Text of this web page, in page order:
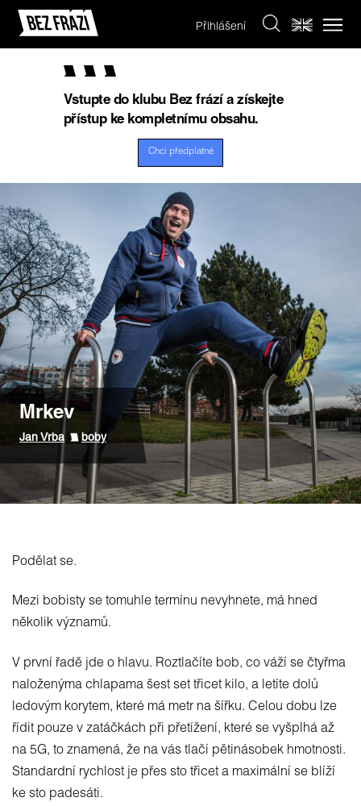
Přihlášení
Vstupte do klubu Bez frází a získejte
přístup ke kompletnímu obsahu.
Chci předplatné
Mrkev
Jan Vrba boby
Podělat se.
Mezi bobisty se tomuhle termínu nevyhnete, má hned
několik významů.
V první řadě jde o hlavu. Roztlačíte bob, co váží se čtyřma
naloženýma chlapama šest set třicet kilo, a letíte dolů
ledovým korytem, které má metr na šířku. Celou dobu lze
řídit pouze v zatáčkách při přetížení, které se vyšplhá až
na 5G, to znamená, že na vás tlačí pětinásobek hmotnosti.
Standardní rychlost je přes sto třicet a maximální se blíží
ke sto padesáti.